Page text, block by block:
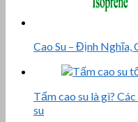
Cao Su – Định Nghĩa,
Tấm cao su là gì?
su